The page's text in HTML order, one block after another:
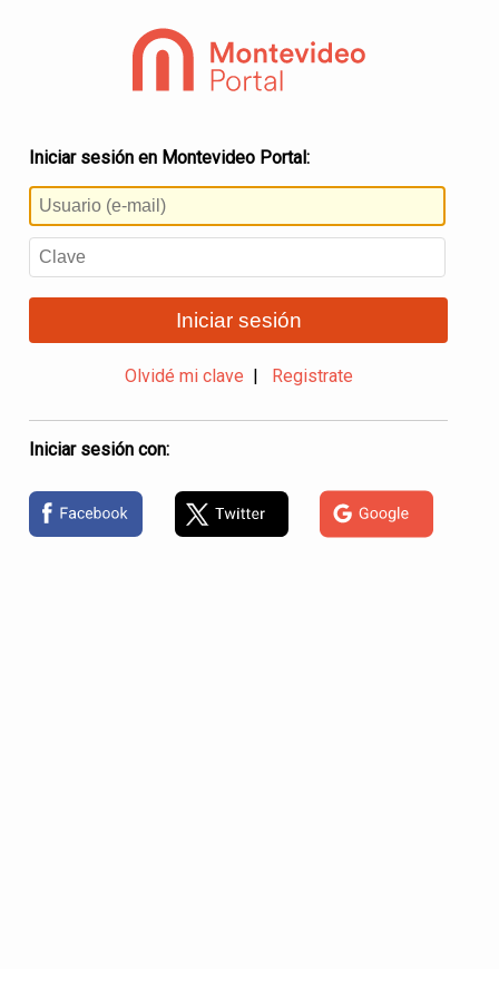
Iniciar sesión en Montevideo Portal:
Iniciar sesión
Olvidé mi clave Registrate
Iniciar sesión con: